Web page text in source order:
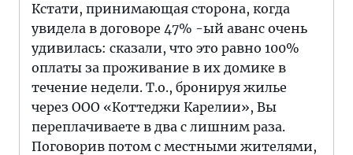
Кстати, принимающая сторона, когда
увидела в договоре 47% -ый аванс очень
удивилась: сказали, что это равно 100%
оплаты за проживание в их домике в
течение недели. Т.о., бронируя жилье
через ООО «Коттеджи Карелии», Вы
переплачиваете в два с лишним раза.
Поговорив потом с местными жителями,